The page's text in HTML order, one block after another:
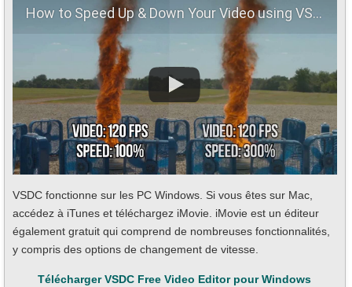
How to Speed Up & Down Your Video using VSDC Free Video Editor
VSDC fonctionne sur les PC Windows. Si vous êtes sur Mac,
accédez à iTunes et téléchargez iMovie. iMovie est un éditeur
également gratuit qui comprend de nombreuses fonctionnalités,
y compris des options de changement de vitesse.
Télécharger VSDC Free Video Editor pour Windows